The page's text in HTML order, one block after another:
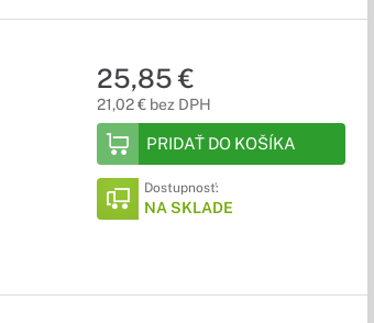
25,85 €
21,02 € bez DPH
PRIDAŤ DO KOŠÍKA
Dostupnosť:
NA SKLADE